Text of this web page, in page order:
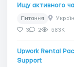
Ищу активного
Питання
3 2 683K
Upwork Rental
Support